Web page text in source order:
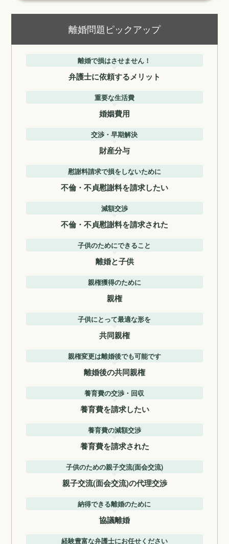
離婚問題ピックアップ
離婚で損はさせません！
弁護士に依頼するメリット
重要な生活費
婚姻費用
交渉・早期解決
財産分与
慰謝料請求で損をしないために
不倫・不貞慰謝料を請求したい
減額交渉
不倫・不貞慰謝料を請求された
子供のためにできること
離婚と子供
親権獲得のために
親権
子供にとって最適な形を
共同親権
親権変更は離婚後でも可能です
離婚後の共同親権
養育費の交渉・回収
養育費を請求したい
養育費の減額交渉
養育費を請求された
子供のための親子交流(面会交流)
親子交流(面会交流)の代理交渉
納得できる離婚のために
協議離婚
経験豊富な弁護士にお任せください